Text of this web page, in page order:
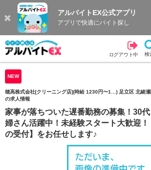
アルバイトEX公式アプリ
アプリで快適にバイト探し
ログアウト中 検
検索
NEW
穂高株式会社[クリーニング店](時給 1230円〜1…) 足立区 北綾瀬
の求人情報
家事が落ちついた遅番勤務の募集！30
婦さん活躍中！未経験スタート大歓迎
の受付】をお任せします♪